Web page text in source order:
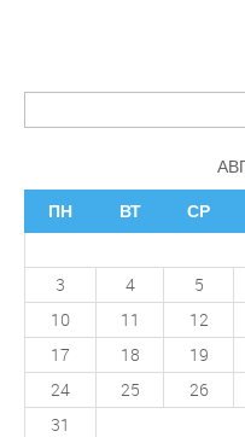
ПН
ВТ СР
3
4 5
10
11 12
17
18 19
24
25 26
31